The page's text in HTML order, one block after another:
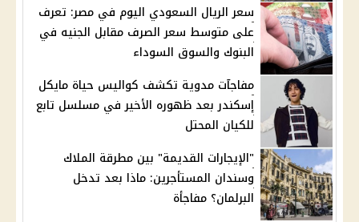
سعر الريال السعودي اليوم في مصر: تعرف
على متوسط سعر الصرف مقابل الجنيه في
البنوك والسوق السوداء
مفاجآت مدوية تكشف كواليس حياة مايكل
إسكندر بعد ظهوره الأخير في مسلسل تابع
للكيان المحتل
"الإيجارات القديمة" بين مطرقة الملاك
وسندان المستأجرين: ماذا بعد تدخل
البرلمان؟ مفاجأة